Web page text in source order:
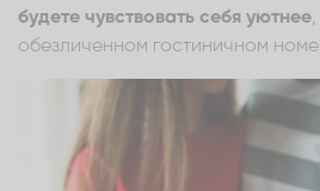
будете чувствовать себя уютнее
обезличенном гостиничном